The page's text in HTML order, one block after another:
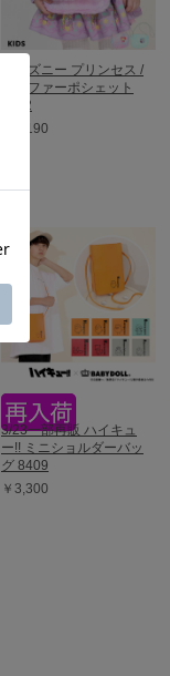
ディズニー プリンセス /
エコファーポシェット
8882
￥3,190
3/23一部再販 ハイキュ
ー!! ミニショルダーバッ
グ 8409
￥3,300